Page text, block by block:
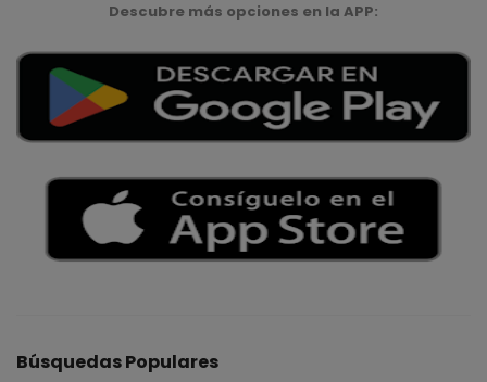
Descubre más opciones en la APP:
Búsquedas Populares